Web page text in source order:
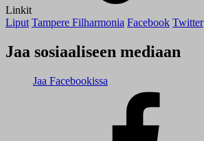
Linkit
Liput Tampere Filharmonia Facebook Twitter
Jaa sosiaaliseen mediaan
Jaa Facebookissa